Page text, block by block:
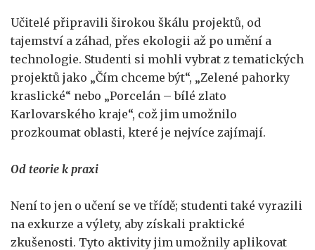
Učitelé připravili širokou škálu projektů, od
tajemství a záhad, přes ekologii až po umění a
technologie. Studenti si mohli vybrat z tematických
projektů jako „Čím chceme být“, „Zelené pahorky
kraslické“ nebo „Porcelán – bílé zlato
Karlovarského kraje“, což jim umožnilo
prozkoumat oblasti, které je nejvíce zajímají.
Od teorie k praxi
Není to jen o učení se ve třídě; studenti také vyrazili
na exkurze a výlety, aby získali praktické
zkušenosti. Tyto aktivity jim umožnily aplikovat